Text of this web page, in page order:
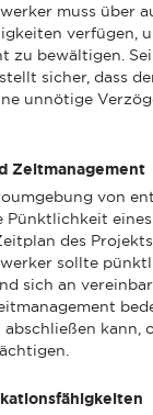
muss über
verfügen,
zu bewältigen.
sicher, dass
unnötige
Zeitmanagement
von
Pünktlichkeit
des
sollte
sich an
kann,